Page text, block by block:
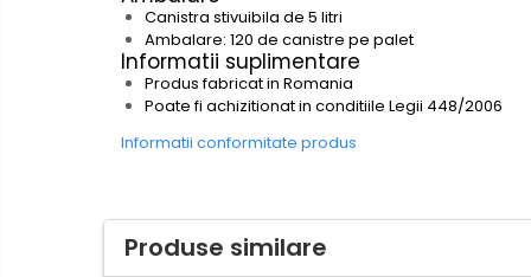
Hartie igienica, prosoape hartie
si dispensere
Articole pentru rufe, casa,
geamuri, mobila
Saci de gunoi
Accesorii pentru curatenie
Canistra stivuibila de 5 litri
Ambalare: 120 de canistre pe palet
Informatii suplimentare
Produs fabricat in Romania
Poate fi achizitionat in conditiile Legii 448/2006
Informatii conformitate produs
Produse similare